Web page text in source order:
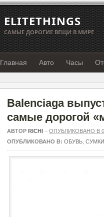
ELITETHINGS
САМЫЕ ДОРОГИЕ ВЕЩИ В МИРЕ
Главная Авто Часы
Balenciaga
самые дорогой
АВТОР RICHI – ОПУБЛИКОВАНО В
ОПУБЛИКОВАНО В: ОБУВЬ СУМКИ